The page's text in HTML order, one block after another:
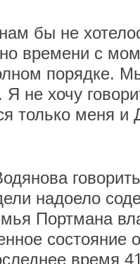
бы не
времени с
порядке.
не хочу
только меня и
надоело
Портмана
состояние
время